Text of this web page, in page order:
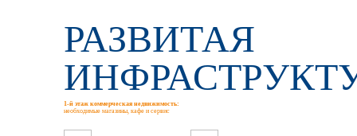
РАЗВИТАЯ
1-й этаж коммерческая недвижимость:
необходимые магазины, кафе и сервис